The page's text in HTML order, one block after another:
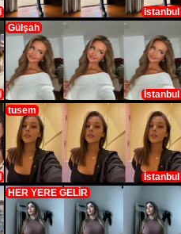
istanbul
Gülşah
İstanbul
tusem
İstanbul
HER YERE GELİR